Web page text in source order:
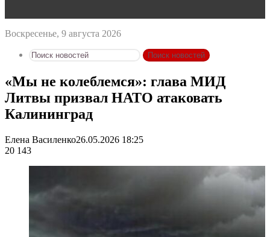
Воскресенье, 9 августа 2026
Поиск новостей
«Мы не колеблемся»: глава МИД
Литвы призвал НАТО атаковать
Калининград
Елена Василенко26.05.2026 18:25
20 143